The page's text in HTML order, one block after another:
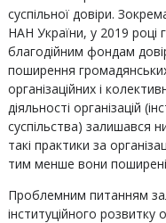
суспільної довіри.
НАН України, у 2019 році
благодійним фондам
поширення
організаційних і
діяльності організацій
суспільства) залишався
такі практики за
тим менше вони поширені
Проблемним питанням
інституційного розвитку